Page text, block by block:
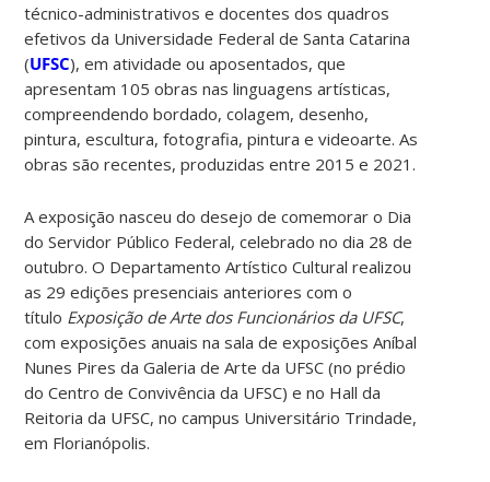
técnico-administrativos e docentes dos quadros
efetivos da Universidade Federal de Santa Catarina
(UFSC), em atividade ou aposentados, que
apresentam 105 obras nas linguagens artísticas,
compreendendo bordado, colagem, desenho,
pintura, escultura, fotografia, pintura e videoarte. As
obras são recentes, produzidas entre 2015 e 2021.
A exposição nasceu do desejo de comemorar o Dia
do Servidor Público Federal, celebrado no dia 28 de
outubro. O Departamento Artístico Cultural realizou
as 29 edições presenciais anteriores com o
título Exposição de Arte dos Funcionários da UFSC,
com exposições anuais na sala de exposições Aníbal
Nunes Pires da Galeria de Arte da UFSC (no prédio
do Centro de Convivência da UFSC) e no Hall da
Reitoria da UFSC, no campus Universitário Trindade,
em Florianópolis.